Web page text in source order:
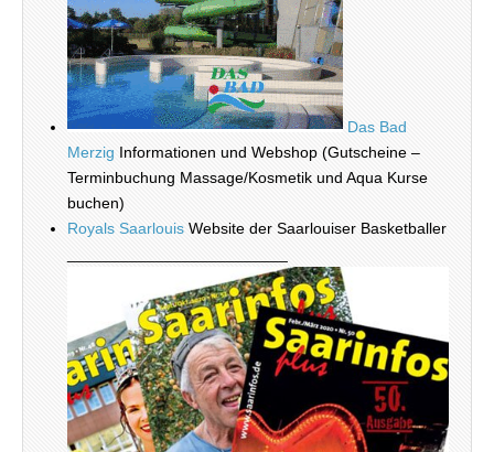
Das Bad
Merzig Informationen und Webshop (Gutscheine –
Terminbuchung Massage/Kosmetik und Aqua Kurse
buchen)
Royals Saarlouis Website der Saarlouiser Basketballer